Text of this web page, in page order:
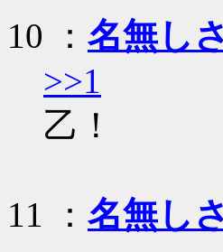
10 ： 名無し
>>1
乙！
11 ： 名無し